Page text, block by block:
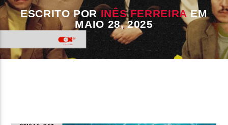
FAIXA ATUAL
ESCRITO PORINÊS FERREIRAEM
MAIO 28, 2025